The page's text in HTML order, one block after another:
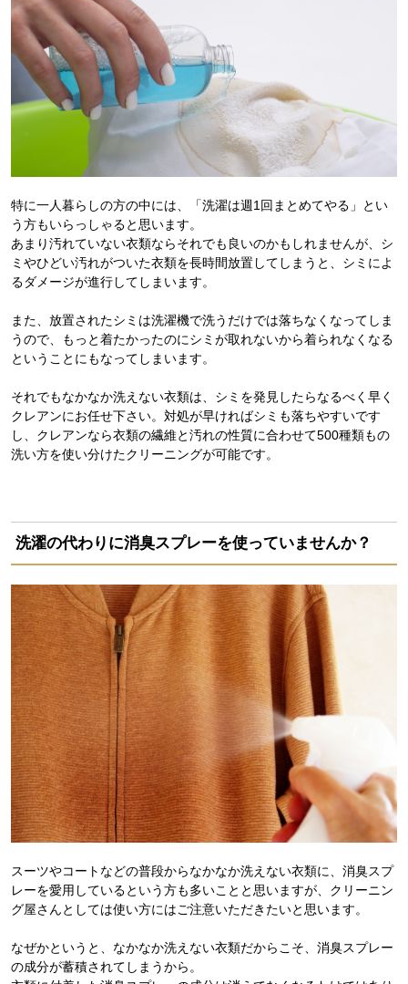
特に一人暮らしの方の中には、「洗濯は週1回まとめてやる」とい
う方もいらっしゃると思います。
あまり汚れていない衣類ならそれでも良いのかもしれませんが、シ
ミやひどい汚れがついた衣類を長時間放置してしまうと、シミによ
るダメージが進行してしまいます。
また、放置されたシミは洗濯機で洗うだけでは落ちなくなってしま
うので、もっと着たかったのにシミが取れないから着られなくなる
ということにもなってしまいます。
それでもなかなか洗えない衣類は、シミを発見したらなるべく早く
クレアンにお任せ下さい。対処が早ければシミも落ちやすいです
し、クレアンなら衣類の繊維と汚れの性質に合わせて500種類もの
洗い方を使い分けたクリーニングが可能です。
洗濯の代わりに消臭スプレーを使っていませんか？
スーツやコートなどの普段からなかなか洗えない衣類に、消臭スプ
レーを愛用しているという方も多いことと思いますが、クリーニン
グ屋さんとしては使い方にはご注意いただきたいと思います。
なぜかというと、なかなか洗えない衣類だからこそ、消臭スプレー
の成分が蓄積されてしまうから。